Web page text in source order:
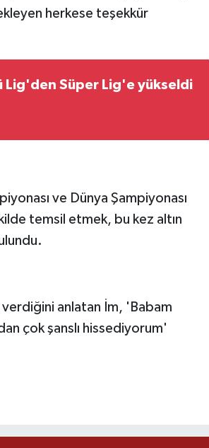
herkese teşekkür
Lig'den Süper Lig'e yükseldi
ve Dünya Şampiyonası
temsil etmek, bu kez altın
anlatan İm, 'Babam
çok şanslı hissediyorum'